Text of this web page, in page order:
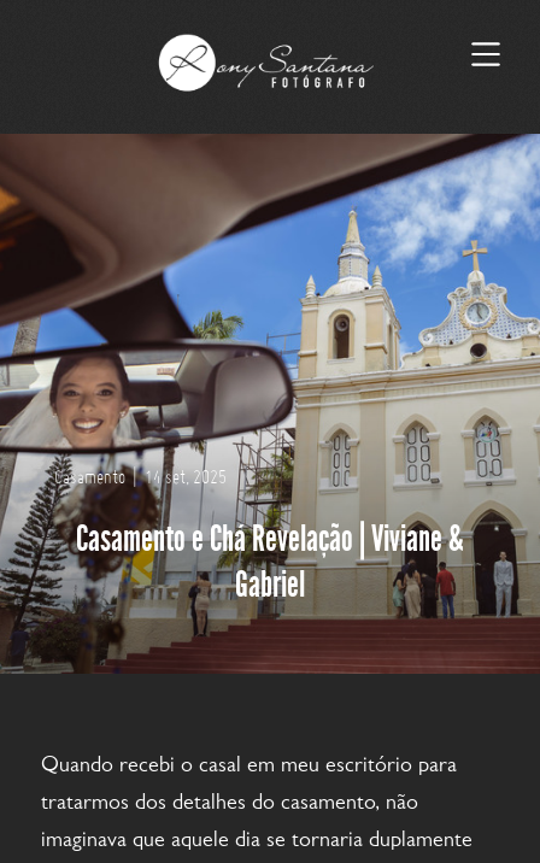
Casamento|14 set, 2025
Casamento e Chá Revelação | Viviane &
Gabriel
Quando recebi o casal em meu escritório para
tratarmos dos detalhes do casamento, não
imaginava que aquele dia se tornaria duplamente